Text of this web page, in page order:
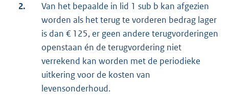
2.
Van het bepaalde in lid 1 sub b kan afgezien
worden als het terug te vorderen bedrag lager
is dan € 125, er geen andere terugvorderingen
openstaan én de terugvordering niet
verrekend kan worden met de periodieke
uitkering voor de kosten van
levensonderhoud.